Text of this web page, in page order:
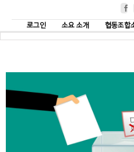
로그인
소요 소개 협동조합